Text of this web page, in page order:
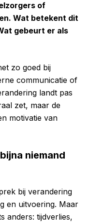
of
Wat betekent dit
gebeurt er als
zo goed bij
communicatie of
landt pas
zet, maar de
motivatie van
niemand
bij verandering
en uitvoering. Maar
anders: tijdverlies,